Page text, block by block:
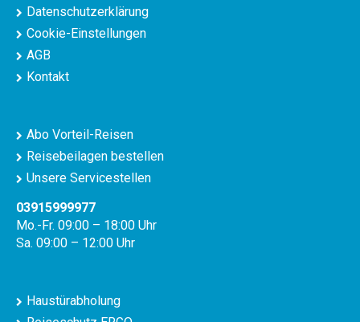
Datenschutzerklärung
Cookie-Einstellungen
AGB
Kontakt
Abo Vorteil-Reisen
Reisebeilagen bestellen
Unsere Servicestellen
03915999977
Mo.-Fr. 09:00 – 18:00 Uhr
Sa. 09:00 – 12:00 Uhr
Haustürabholung